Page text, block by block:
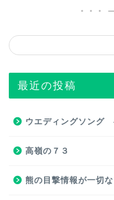
最近の投稿
ウエディングソング
高嶺の７３
熊の目撃情報が一切